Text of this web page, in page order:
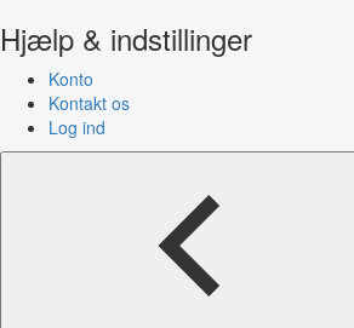
Hjælp & indstillinger
Konto
Kontakt os
Log ind